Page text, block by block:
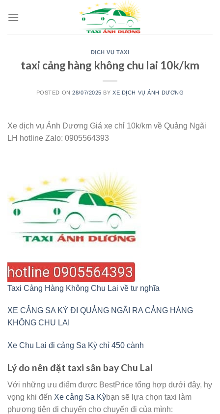
DỊCH VỤ TAXI
taxi cảng hàng không chu lai 10k/km
POSTED ON28/07/2025 BYXE DỊCH VỤ ÁNH DƯƠNG
Xe dịch vụ Ánh Dương Giá xe chỉ 10k/km về Quảng Ngãi
LH hotline Zalo: 0905564393
Taxi Cảng Hàng Không Chu Lai về tư nghĩa
XE CẢNG SA KỲ ĐI QUẢNG NGÃI RA CẢNG HÀNG
KHÔNG CHU LAI
Xe Chu Lai đi cảng Sa Kỳ chỉ 450 cành
Lý do nên đặt taxi sân bay Chu Lai
Với những ưu điểm được BestPrice tổng hợp dưới đây, hy
vọng khi đến Xe cảng Sa Kỳbạn sẽ lựa chọn taxi làm
phương tiện di chuyển cho chuyến đi của mình: